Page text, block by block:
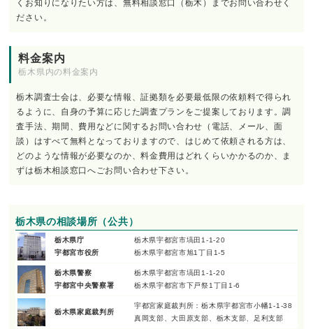
くお知りになりたい方は、無料相談窓口（栃木）までお問い合わせく
ださい。
料金案内
栃木県内の料金案内
栃木調査士会は、必要な情報、証拠類を必要最低限の依頼料で得られ
るように、自身の予算に応じた調査プランをご提案しております。調
査手法、期間、費用などに関するお問い合わせ（電話、メール、面
談）はすべて無料となっておりますので、はじめて依頼される方は、
どのような情報が必要なのか、料金費用はどれくらいかかるのか、ま
ずは栃木相談窓口へごお問い合わせ下さい。
栃木県の相談場所（公共）
栃木県庁
宇都宮市役所
栃木県宇都宮市塙田1-1-20
栃木県宇都宮市旭1丁目1-5
栃木県警察
宇都宮中央警察署
栃木県宇都宮市塙田1-1-20
栃木県宇都宮市下戸祭1丁目1-6
栃木県家庭裁判所
宇都宮家庭裁判所：栃木県宇都宮市小幡1-1-38
真岡支部、大田原支部、栃木支部、足利支部